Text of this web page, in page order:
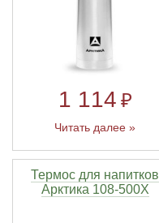
1 114 ₽
Читать далее »
Термос для напитков
Арктика 108-500Х